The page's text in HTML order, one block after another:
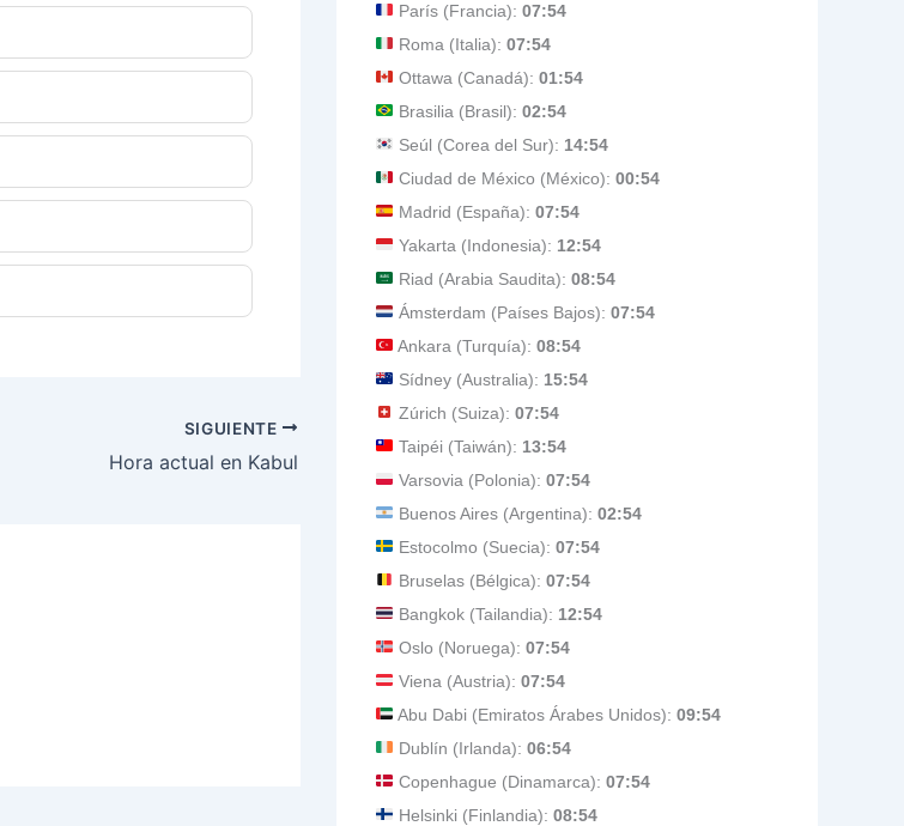
SIGUIENTE
Hora actual en Kabul
París (Francia): 07:54
Roma (Italia): 07:54
Ottawa (Canadá): 01:54
Brasilia (Brasil): 02:54
Seúl (Corea del Sur): 14:54
Ciudad de México (México): 00:54
Madrid (España): 07:54
Yakarta (Indonesia): 12:54
Riad (Arabia Saudita): 08:54
Ámsterdam (Países Bajos): 07:54
Ankara (Turquía): 08:54
Sídney (Australia): 15:54
Zúrich (Suiza): 07:54
Taipéi (Taiwán): 13:54
Varsovia (Polonia): 07:54
Buenos Aires (Argentina): 02:54
Estocolmo (Suecia): 07:54
Bruselas (Bélgica): 07:54
Bangkok (Tailandia): 12:54
Oslo (Noruega): 07:54
Viena (Austria): 07:54
Abu Dabi (Emiratos Árabes Unidos): 09:54
Dublín (Irlanda): 06:54
Copenhague (Dinamarca): 07:54
Helsinki (Finlandia): 08:54